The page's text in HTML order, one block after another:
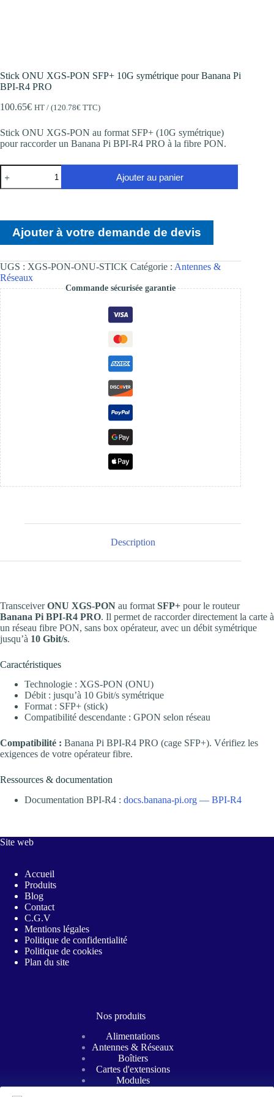
Stick ONU XGS-PON SFP+ 10G symétrique pour Banana Pi
BPI-R4 PRO
100.65€ HT / (120.78€ TTC)
Stick ONU XGS-PON au format SFP+ (10G symétrique)
pour raccorder un Banana Pi BPI-R4 PRO à la fibre PON.
quantité
de
Stick
PON
SFP+
pour
Banana
Pi
BPI-
R4
PRO
Ajouter au panier
Ajouter à votre demande de devis
UGS : XGS-PON-ONU-STICK Catégorie : Antennes &
Réseaux
Commande sécurisée garantie
Description
TransceiverONU XGS-PON au format SFP+ pour le routeur
Banana Pi BPI-R4 PRO. Il permet de raccorder directement la carte à
un réseau fibre PON, sans box opérateur, avec un débit symétrique
jusqu’à 10 Gbit/s.
Caractéristiques
Technologie : XGS-PON (ONU)
Débit : jusqu’à 10 Gbit/s symétrique
Format : SFP+ (stick)
Compatibilité descendante : GPON selon réseau
Compatibilité : Banana Pi BPI-R4 PRO (cage SFP+). Vérifiez les
exigences de votre opérateur fibre.
Ressources & documentation
Documentation BPI-R4 : docs.banana-pi.org — BPI-R4
Site web
Accueil
Produits
Blog
Contact
C.G.V
Mentions légales
Politique de confidentialité
Politique de cookies
Plan du site
Nos produits
Alimentations
Antennes & Réseaux
Boîtiers
Cartes d'extensions
Modules